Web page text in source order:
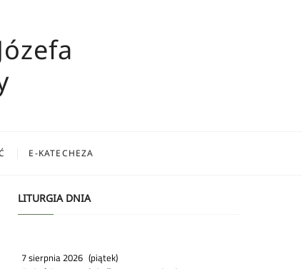
E-KATECHEZA
LITURGIA DNIA